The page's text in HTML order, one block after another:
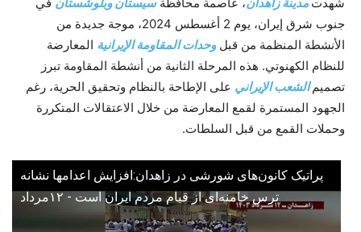
جنوب شرق إيران، یوم 2 أغسطس 2024، موجة جديدة من
الأنشطة المنظمة من قبلوحدات المقاومة الإيرانية المعارضة
للنظام الكهنوتي. هذه المرحلة الثانية من أنشطة المقاومة تبرز
تصميمالشعب الإيراني على الإطاحة بالنظام وتحقيق الحرية، رغم
الجهود المستمرة لقمع المعارضة من خلال الاعتقالات المتكررة
وحملات القمع من قبل السلطات.
پراتیک کانون‌های شورشی در زاهدان:افزایش اعدامها نشانه
ترس خامنه‌ای از قیام مردم ایران است - ۱۲مرداد